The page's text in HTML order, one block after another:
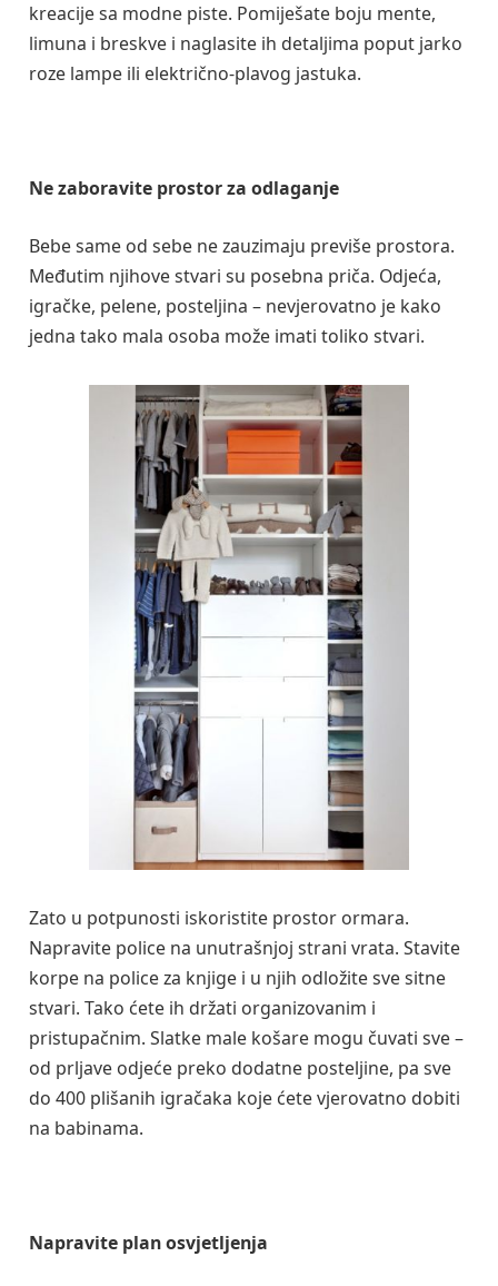
kreacije sa modne piste. Pomiješate boju mente,
limuna i breskve i naglasite ih detaljima poput jarko
roze lampe ili električno-plavog jastuka.
Ne zaboravite prostor za odlaganje
Bebe same od sebe ne zauzimaju previše prostora.
Međutim njihove stvari su posebna priča. Odjeća,
igračke, pelene, posteljina – nevjerovatno je kako
jedna tako mala osoba može imati toliko stvari.
Zato u potpunosti iskoristite prostor ormara.
Napravite police na unutrašnjoj strani vrata. Stavite
korpe na police za knjige i u njih odložite sve sitne
stvari. Tako ćete ih držati organizovanim i
pristupačnim. Slatke male košare mogu čuvati sve –
od prljave odjeće preko dodatne posteljine, pa sve
do 400 plišanih igračaka koje ćete vjerovatno dobiti
na babinama.
Napravite plan osvjetljenja